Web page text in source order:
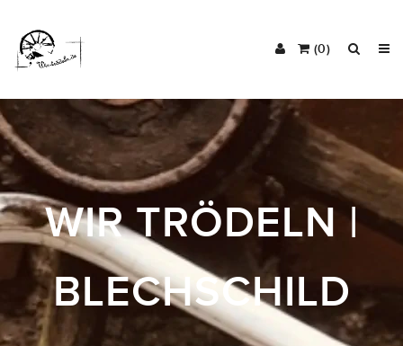
(0)
WIR TRÖDELN |
BLECHSCHILD